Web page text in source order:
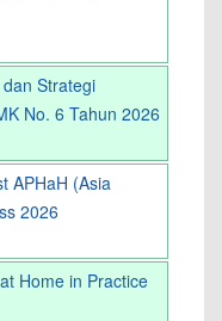
Strategi
No. 6 Tahun 2026
APHaH (Asia
2026
Home in Practice